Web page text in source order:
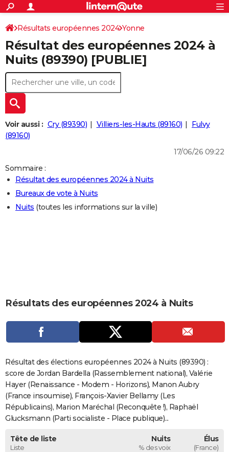
ACTUALITÉS
Politique
Société
Faits Divers
Education
Monde
Villes
+
SPORT
Coupe du monde 2026
Football
Tennis
Cyclisme
Rugby
Forum
CULTURE
Programme TV
TNT
Streaming
Cinéma
Sorties cinéma
Musique
+
FINANCE
Retraite
Impôts
Epargne
Immobilier
Risques naturels par ville
Banque
Assurance
Crédit
AUTO
Essais
Réserver un essai
Citadines
Berlines
SUV
Forum auto
+
HIGH-TECH
Mobiles
Meilleur smartphone
Internet
Ordinateurs
Jeux vidéo
Guide high-tech
+
BRICOLAGE
Guides de France
Escapades
Patrimoine
Expositions
Musées
Week-end nature
LIFESTYLE
Art de vivre
Bien-être
Loisirs
Mode
Modes de vie
CARTE DE VOEUX
Carte de Noël
Carte Bonne année
Carte Saint-Valentin
Carte Pâques
Carte d'anniversaire
DICTIONNAIRE
Dictionnaire
Biographies
Citations
Expressions
Proverbes
PROGRAMME TV
COPAINS D'AVANT
S'inscrire
Se connecter
Lycées
Collèges
Primaires
Universités
Entreprises
Service militaire
Avis de recherche
AVIS DE DÉCÈS
FORUM
S'inscrire
Connexion
Résultats européennes 2024 Yonne
Résultat des européennes 2024 à
Nuits (89390) [PUBLIE]
Voir aussi : Cry (89390) Villiers-les-Hauts (89160)
Fulvy
(89160)
17/06/26 09:22
Sommaire :
Résultat des européennes 2024 à Nuits
Bureaux de vote à Nuits
Nuits (toutes les informations sur la ville)
Résultats des européennes 2024 à Nuits
Résultat des élections européennes 2024 à Nuits (89390) :
score de Jordan Bardella (Rassemblement national), Valérie
Hayer (Renaissance - Modem - Horizons), Manon Aubry
(France insoumise), François-Xavier Bellamy (Les
Républicains), Marion Maréchal (Reconquête !), Raphaël
Glucksmann (Parti socialiste - Place publique)...
Tête de liste
Liste
Nuits
% des voix
Élus
(France)